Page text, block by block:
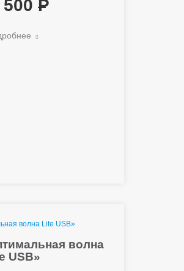
волна
USB»